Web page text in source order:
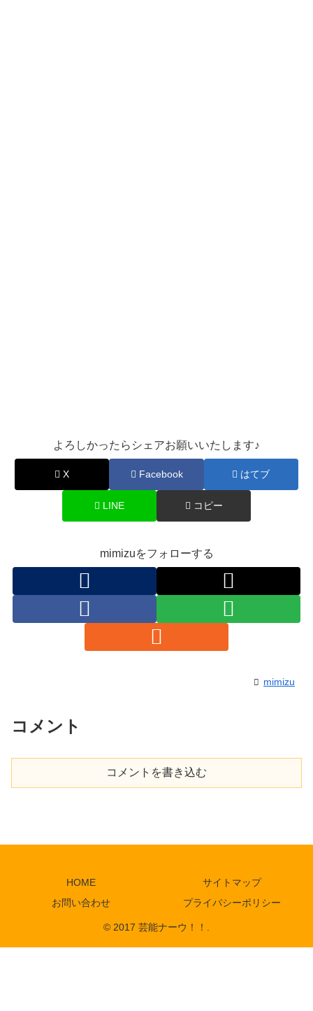
よろしかったらシェアお願いいたします♪
X Facebook はてブ
LINE コピー
mimizuをフォローする
mimizu
コメント
コメントを書き込む
HOME
サイトマップ
お問い合わせ
プライバシーポリシー
© 2017 芸能ナーウ！！.